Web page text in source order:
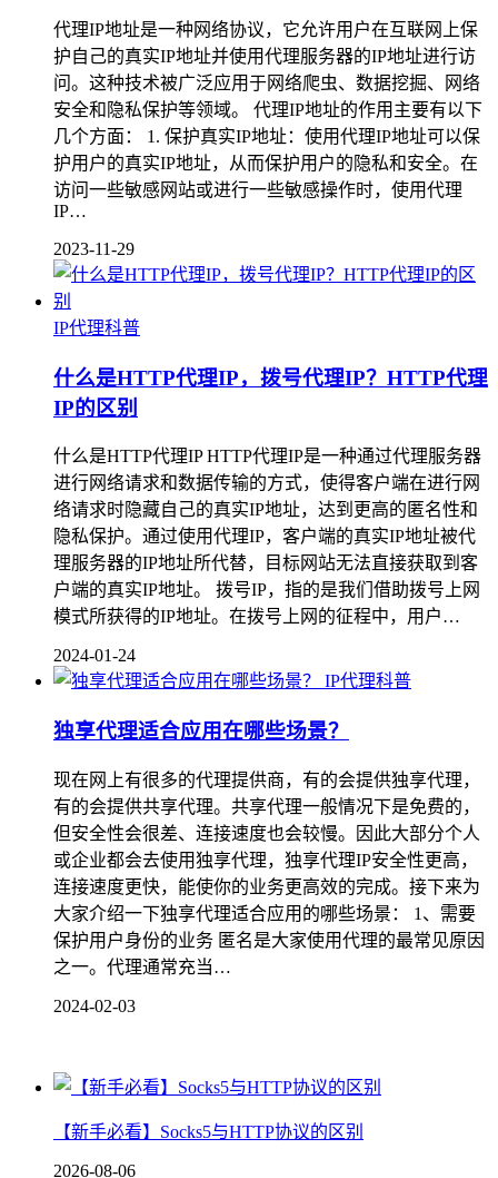
代理IP地址是一种网络协议，它允许用户在互联网上保
护自己的真实IP地址并使用代理服务器的IP地址进行访
问。这种技术被广泛应用于网络爬虫、数据挖掘、网络
安全和隐私保护等领域。 代理IP地址的作用主要有以下
几个方面： 1. 保护真实IP地址：使用代理IP地址可以保
护用户的真实IP地址，从而保护用户的隐私和安全。在
访问一些敏感网站或进行一些敏感操作时，使用代理
IP…
2023-11-29
IP代理科普
什么是HTTP代理IP，拨号代理IP？HTTP代理
IP的区别
什么是HTTP代理IP HTTP代理IP是一种通过代理服务器
进行网络请求和数据传输的方式，使得客户端在进行网
络请求时隐藏自己的真实IP地址，达到更高的匿名性和
隐私保护。通过使用代理IP，客户端的真实IP地址被代
理服务器的IP地址所代替，目标网站无法直接获取到客
户端的真实IP地址。 拨号IP，指的是我们借助拨号上网
模式所获得的IP地址。在拨号上网的征程中，用户…
2024-01-24
IP代理科普
独享代理适合应用在哪些场景？
现在网上有很多的代理提供商，有的会提供独享代理，
有的会提供共享代理。共享代理一般情况下是免费的，
但安全性会很差、连接速度也会较慢。因此大部分个人
或企业都会去使用独享代理，独享代理IP安全性更高，
连接速度更快，能使你的业务更高效的完成。接下来为
大家介绍一下独享代理适合应用的哪些场景： 1、需要
保护用户身份的业务 匿名是大家使用代理的最常见原因
之一。代理通常充当…
2024-02-03
【新手必看】Socks5与HTTP协议的区别
2026-08-06